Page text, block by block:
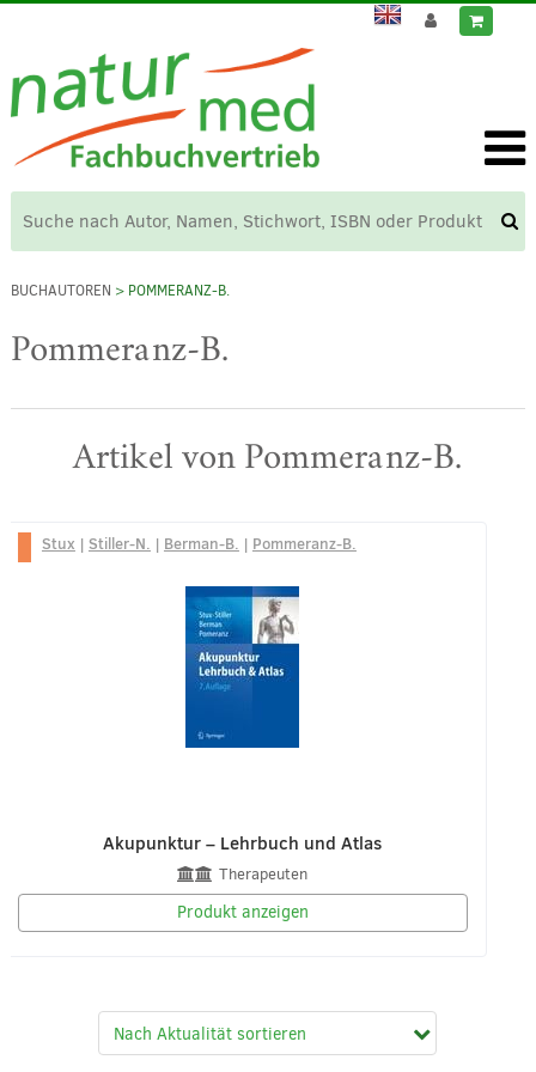
BUCHAUTOREN > POMMERANZ-B.
Pommeranz-B.
Artikel von Pommeranz-B.
Stux | Stiller-N. | Berman-B. | Pommeranz-B.
Akupunktur – Lehrbuch und Atlas
Therapeuten
Produkt anzeigen